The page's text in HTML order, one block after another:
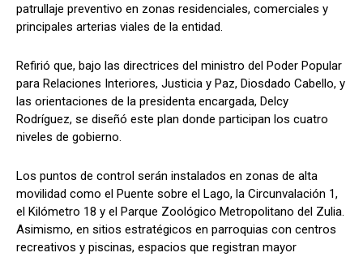
patrullaje preventivo en zonas residenciales, comerciales y
principales arterias viales de la entidad.
Refirió que, bajo las directrices del ministro del Poder Popular
para Relaciones Interiores, Justicia y Paz, Diosdado Cabello, y
las orientaciones de la presidenta encargada, Delcy
Rodríguez, se diseñó este plan donde participan los cuatro
niveles de gobierno.
Los puntos de control serán instalados en zonas de alta
movilidad como el Puente sobre el Lago, la Circunvalación 1,
el Kilómetro 18 y el Parque Zoológico Metropolitano del Zulia.
Asimismo, en sitios estratégicos en parroquias con centros
recreativos y piscinas, espacios que registran mayor